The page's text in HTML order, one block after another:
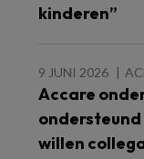
kinderen”
9 JUNI 2026
Accare
ondersteund
willen